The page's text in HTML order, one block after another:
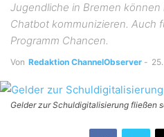
Jugendliche in Bremen
Chatbot kommunizieren. Auch
Programm Chancen.
Von Redaktion ChannelObserver -
Gelder zur Schuldigitalisierung fließen